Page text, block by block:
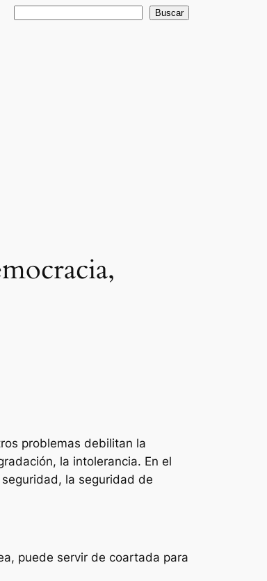
Buscar
problemas debilitan la
la intolerancia. En el
la seguridad de
puede servir de coartada para